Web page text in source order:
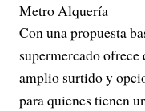
Metro Alquería
Con una propuesta
supermercado
amplio surtido y
para quienes tienen